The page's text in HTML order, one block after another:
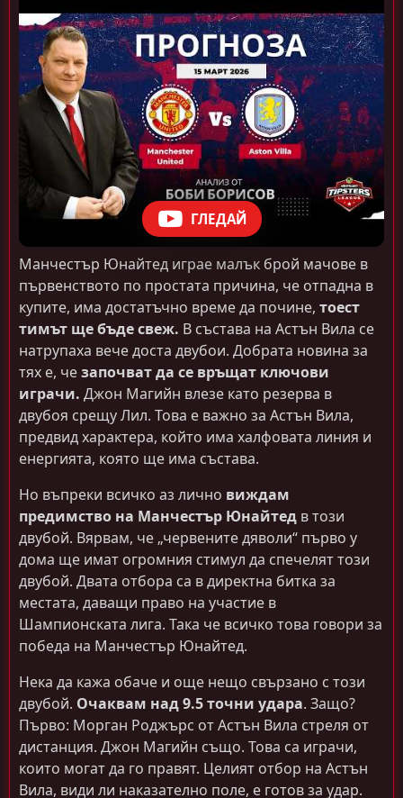
ГЛЕДАЙ
Манчестър Юнайтед играе малък брой мачове в
първенството по простата причина, че отпадна в
купите, има достатъчно време да почине, тоест
тимът ще бъде свеж. В състава на Астън Вила се
натрупаха вече доста двубои. Добрата новина за
тях е, чезапочват да се връщат ключови
играчи. Джон Магийн влезе като резерва в
двубоя срещу Лил. Това е важно за Астън Вила,
предвид характера, който има халфовата линия и
енергията, която ще има състава.
Но въпреки всичко аз лично виждам
предимство на Манчестър Юнайтед в този
двубой. Вярвам, че „червените дяволи“ първо у
дома ще имат огромния стимул да спечелят този
двубой. Двата отбора са в директна битка за
местата, даващи право на участие в
Шампионската лига. Така че всичко това говори за
победа на Манчестър Юнайтед.
Нека да кажа обаче и още нещо свързано с този
двубой. Очаквам над 9.5 точни удара. Защо?
Първо: Морган Роджърс от Астън Вила стреля от
дистанция. Джон Магийн също. Това са играчи,
които могат да го правят. Целият отбор на Астън
Вила, види ли наказателно поле, е готов за удар.